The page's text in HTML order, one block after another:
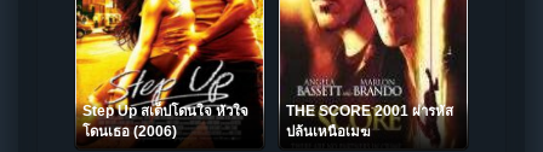
Step Up สเต็ปโดนใจ หัวใจ
โดนเธอ (2006)
THE SCORE 2001 ผ่ารหัส
ปล้นเหนือเมฆ